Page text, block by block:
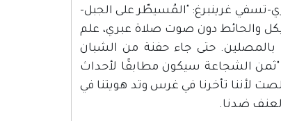
تسفي غرينبرغ: "المُسيطّر على الجبل-
وقف جبل الهيكل والحائط دون صوت صلاة عبري، علم
بالمصلين. حتى جاء حفنة من الشبان
"ثمن الشجاعة سيكون مطابقًا لأحداث
لأننا تأخرنا في غرس وتد هويتنا في
ضدنا.